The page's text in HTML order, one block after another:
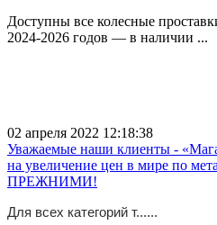
Доступны все колесные
2024-2026 годов — в наличии ...
02 апреля 2022 12:18:38
Уважаемые наши клиенты -
на увеличение цен в мире по
ПРЕЖНИМИ!
Для всех категорий т......